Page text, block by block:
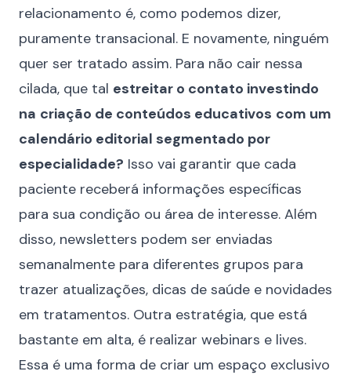
relacionamento é, como podemos dizer,
puramente transacional. E novamente, ninguém
quer ser tratado assim. Para não cair nessa
cilada, que tal estreitar o contato investindo
na criação de conteúdos educativos com um
calendário editorial segmentado por
especialidade? Isso vai garantir que cada
paciente receberá informações específicas
para sua condição ou área de interesse. Além
disso, newsletters podem ser enviadas
semanalmente para diferentes grupos para
trazer atualizações, dicas de saúde e novidades
em tratamentos. Outra estratégia, que está
bastante em alta, é realizar webinars e lives.
Essa é uma forma de criar um espaço exclusivo